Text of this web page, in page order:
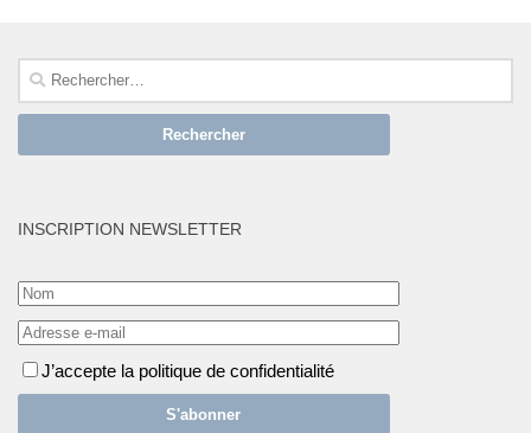
Rechercher :
INSCRIPTION NEWSLETTER
J’accepte la politique de confidentialité